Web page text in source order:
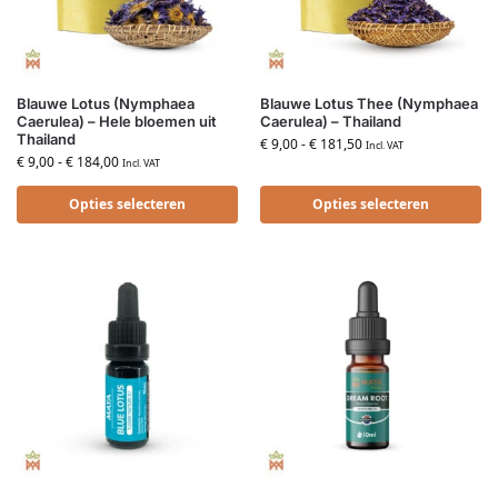
Blauwe Lotus (Nymphaea
Caerulea) – Hele bloemen uit
Thailand
€9,00-€ 184,00 Incl. VAT
Opties selecteren
Blauwe Lotus Thee (Nymphaea
Caerulea) – Thailand
€9,00-€ 181,50 Incl. VAT
Opties selecteren